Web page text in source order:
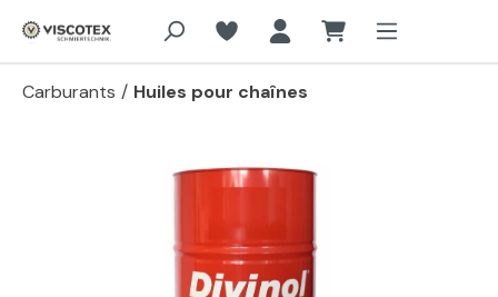
Aller au contenu principal
Carburants / Huiles pour chaînes
Passer la galerie d'images